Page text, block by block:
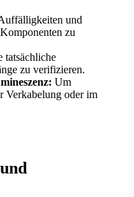
und
zu
tatsächliche
zu verifizieren.
Um
Verkabelung oder im